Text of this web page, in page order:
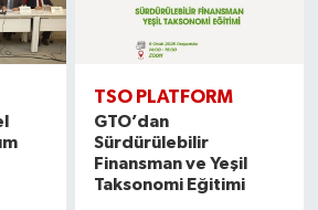
TSO PLATFORM
GTO’dan
Sürdürülebilir
Finansman ve Yeşil
Taksonomi Eğitimi